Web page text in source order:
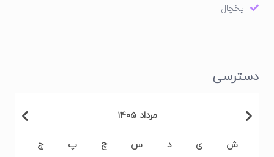
یخچال
دسترسی
مرداد 1405
ش
ی د س چ پ ج